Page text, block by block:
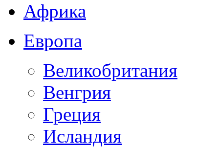
Африка
Европа
Великобритания
Венгрия
Греция
Исландия